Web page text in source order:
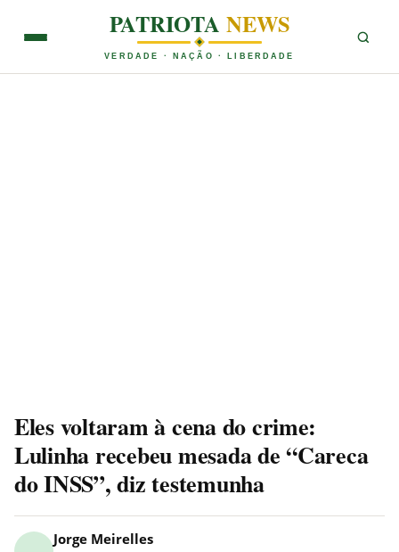
PATRIOTANEWS
VERDADE · NAÇÃO · LIBERDADE
Eles voltaram à cena do crime:
Lulinha recebeu mesada de “Careca
do INSS”, diz testemunha
Jorge Meirelles